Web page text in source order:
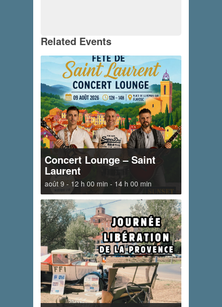
Related Events
Concert Lounge – Saint
Laurent
août 9 - 12 h 00 min - 14 h 00 min